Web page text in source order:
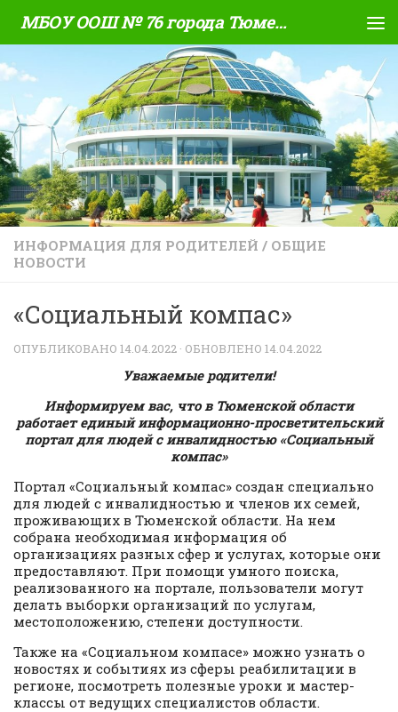
Skip to content МБОУ ООШ № 76 города Тюмени
ИНФОРМАЦИЯ ДЛЯ РОДИТЕЛЕЙ / ОБЩИЕ
НОВОСТИ
«Социальный компас»
ОПУБЛИКОВАНО 14.04.2022 · ОБНОВЛЕНО 14.04.2022
Уважаемые родители!
Информируем вас, что в Тюменской области
работает единый информационно-просветительский
портал для людей с инвалидностью «Социальный
компас»
Портал «Социальный компас» создан специально
для людей с инвалидностью и членов их семей,
проживающих в Тюменской области. На нем
собрана необходимая информация об
организациях разных сфер и услугах, которые они
предоставляют. При помощи умного поиска,
реализованного на портале, пользователи могут
делать выборки организаций по услугам,
местоположению, степени доступности.
Также на «Социальном компасе» можно узнать о
новостях и событиях из сферы реабилитации в
регионе, посмотреть полезные уроки и мастер-
классы от ведущих специалистов области.